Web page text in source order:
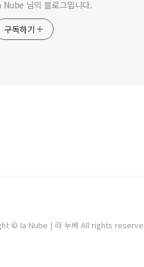
Nube 님의 블로그입니다.
구독하기
© la Nube | 라 누베 All rights